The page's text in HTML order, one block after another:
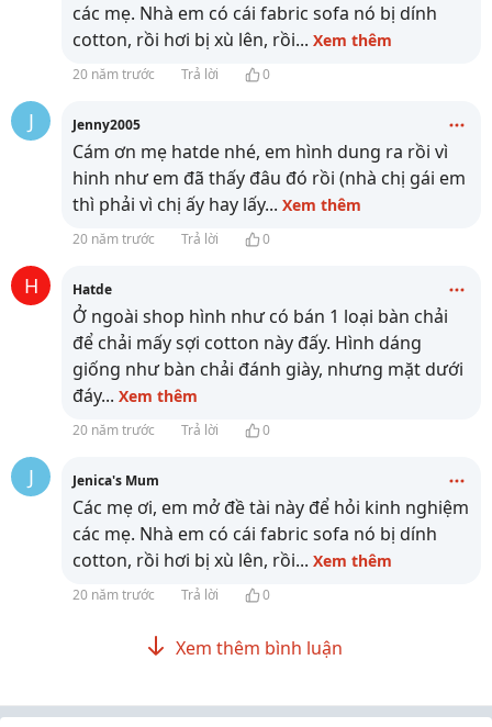
các mẹ. Nhà em có cái fabric sofa nó bị dính
cotton, rồi hơi bị xù lên, rồi... Xem thêm
20 năm trước Trả lời 0
J Jenny2005
Cám ơn mẹ hatde nhé, em hình dung ra rồi vì
hinh như em đã thấy đâu đó rồi (nhà chị gái em
thì phải vì chị ấy hay lấy... Xem thêm
20 năm trước Trả lời 0
H Hatde
Ở ngoài shop hình như có bán 1 loại bàn chải
để chải mấy sợi cotton này đấy. Hình dáng
giống như bàn chải đánh giày, nhưng mặt dưới
đáy... Xem thêm
20 năm trước Trả lời 0
J Jenica's Mum
Các mẹ ơi, em mở đề tài này để hỏi kinh nghiệm
các mẹ. Nhà em có cái fabric sofa nó bị dính
cotton, rồi hơi bị xù lên, rồi... Xem thêm
20 năm trước Trả lời 0
Xem thêm bình luận